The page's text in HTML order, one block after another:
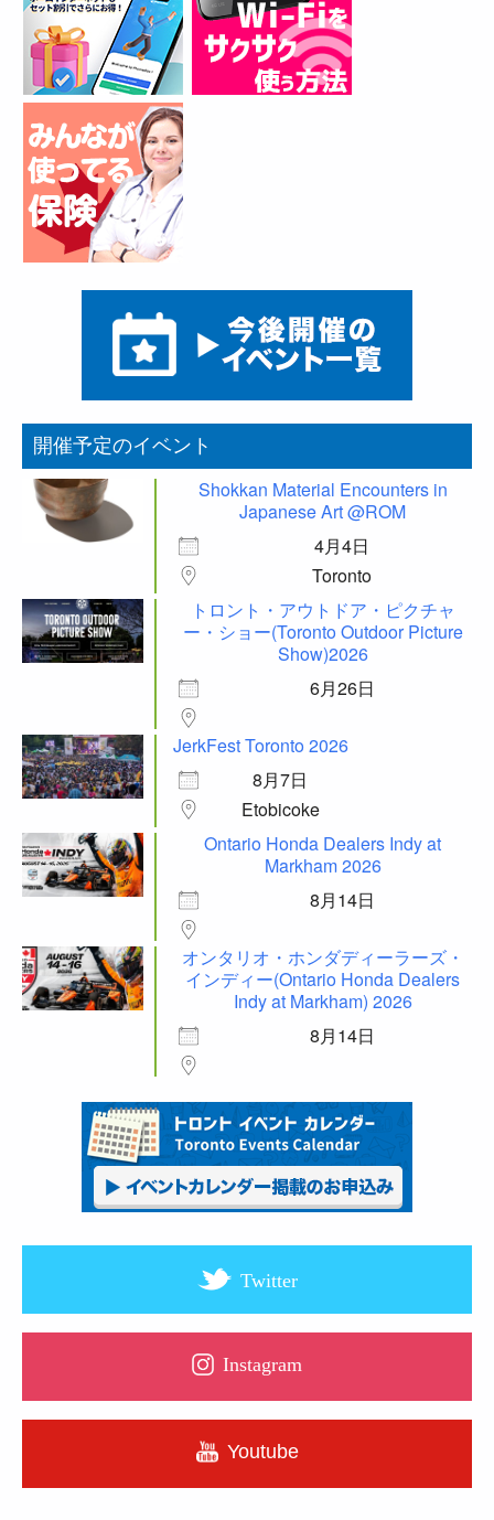
開催予定のイベント
Shokkan Material Encounters in
Japanese Art @ROM
4月4日
Toronto
トロント・アウトドア・ピクチャ
ー・ショー(Toronto Outdoor Picture
Show)2026
6月26日
JerkFest Toronto 2026
8月7日
Etobicoke
Ontario Honda Dealers Indy at
Markham 2026
8月14日
オンタリオ・ホンダディーラーズ・
インディー(Ontario Honda Dealers
Indy at Markham) 2026
8月14日
Twitter
Instagram
Youtube